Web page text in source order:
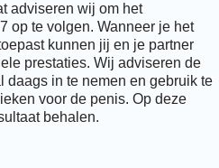
adviseren wij om het
op te volgen. Wanneer je het
kunnen jij en je partner
prestaties. Wij adviseren de
daags in te nemen en gebruik te
voor de penis. Op deze
behalen.